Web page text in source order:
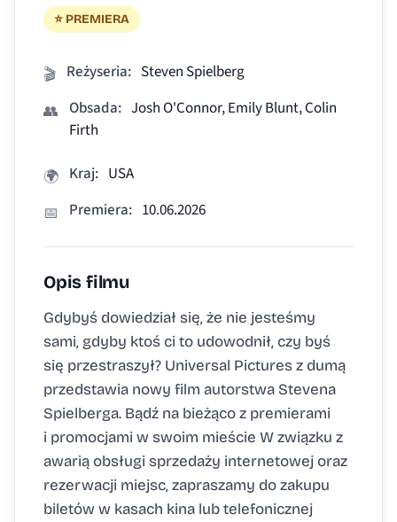
⭐ PREMIERA
🎬 Reżyseria: Steven Spielberg
👥 Obsada: Josh O'Connor, Emily Blunt, Colin
Firth
🌍 Kraj: USA
📅
Premiera: 10.06.2026
Opis filmu
Gdybyś dowiedział się, że nie jesteśmy
sami, gdyby ktoś ci to udowodnił, czy byś
się przestraszył? Universal Pictures z dumą
przedstawia nowy film autorstwa Stevena
Spielberga. Bądź na bieżąco z premierami
i promocjami w swoim mieście W związku z
awarią obsługi sprzedaży internetowej oraz
rezerwacji miejsc, zapraszamy do zakupu
biletów w kasach kina lub telefonicznej